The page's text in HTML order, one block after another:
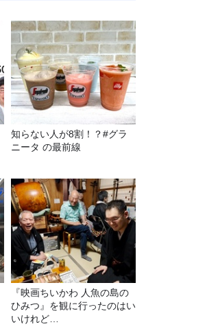
知らない人が8割！？#グラ
ニータ の最前線
『映画ちいかわ 人魚の島の
ひみつ』を観に行ったのはい
いけれど…